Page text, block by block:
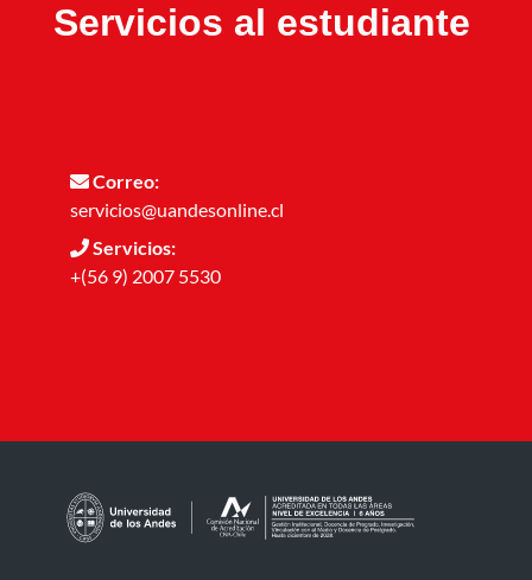
Servicios al estudiante
Correo:
servicios@uandesonline.cl
Servicios:
+(56 9) 2007 5530